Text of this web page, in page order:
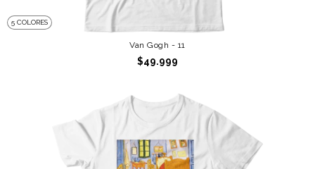
5 COLORES
Van Gogh - 11
$49.999